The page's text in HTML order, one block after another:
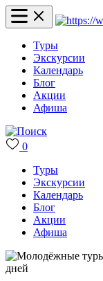
Туры
Экскурсии
Календарь
Блог
Акции
Афиша
0
Туры
Экскурсии
Календарь
Блог
Акции
Афиша